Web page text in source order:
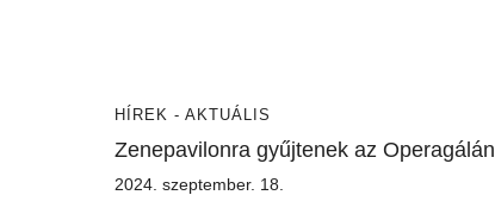
HÍREK - AKTUÁLIS
Zenepavilonra gyűjtenek az Operagálán
2024. szeptember. 18.